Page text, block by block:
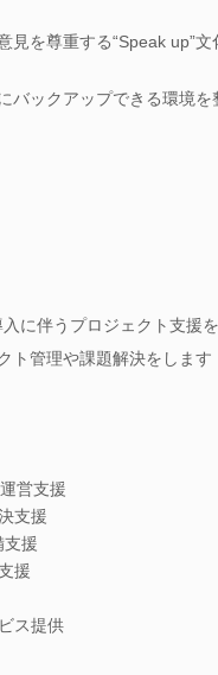
見を尊重する“Speak up”
バックアップできる環境
に伴うプロジェクト支援
ト管理や課題解決をします
営支援
支援
支援
援
ス提供